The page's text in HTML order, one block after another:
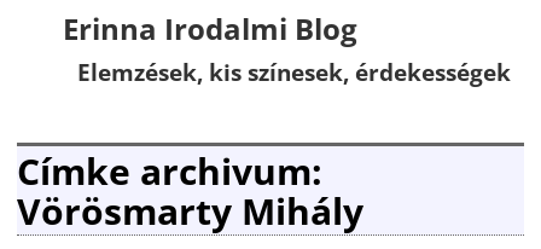
Erinna Irodalmi Blog
Elemzések, kis színesek, érdekességek
Címke archivum:
Vörösmarty Mihály